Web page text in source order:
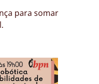
para somar